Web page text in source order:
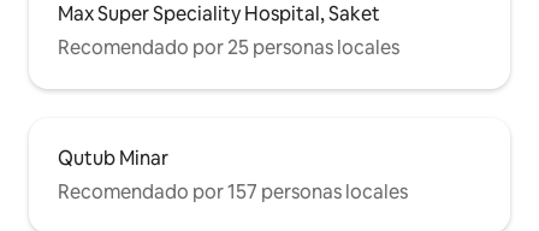
Max Super Speciality Hospital, Saket
Recomendado por 25 personas locales
Qutub Minar
Recomendado por 157 personas locales